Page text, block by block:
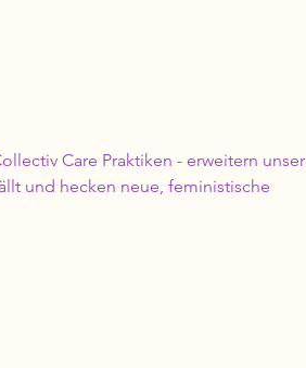
Care Praktiken - erweitern
und hecken neue, feministische